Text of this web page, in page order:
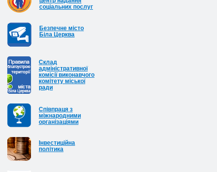
соціальних послуг
Безпечне місто
Біла Церква
Cклад
адміністративної
комісії виконавчого
комітету міської
ради
Співпраця з
міжнародними
організаціями
Інвестиційна
політика